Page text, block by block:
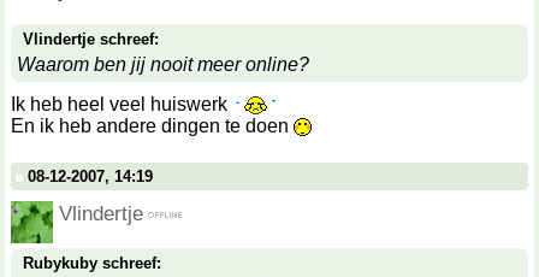
Vlindertje schreef:
Waarom ben jij nooit meer online?
Ik heb heel veel huiswerk
En ik heb andere dingen te doen
08-12-2007, 14:19
Vlindertje
Rubykuby schreef: